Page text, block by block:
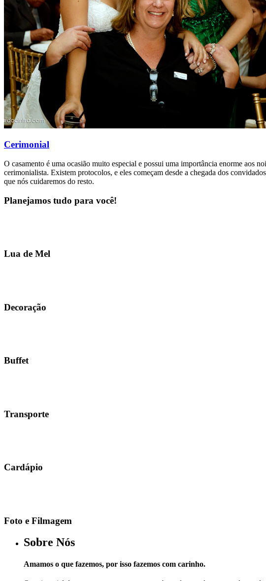
Cerimonial
O casamento é uma ocasião muito especial e possui uma importância enorme aos
cerimonialista. Existem protocolos, e eles começam desde a chegada dos
que nós cuidaremos do resto.
Planejamos tudo para você!
Lua de Mel
Decoração
Buffet
Transporte
Cardápio
Foto e Filmagem
Sobre Nós
Amamos o que fazemos, por isso fazemos com carinho.